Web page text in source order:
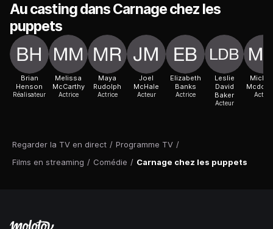
Regarder la TV en direct / Programme TV /
Films en streaming / Comédie / Carnage chez les puppets
Au casting dans Carnage chez les
puppets
Brian
Henson
Réalisateur
Melissa
McCarthy
Actrice
Maya
Rudolph
Actrice
Joel
McHale
Acteur
Elizabeth
Banks
Actrice
Leslie
David
Baker
Acteur
Acteur